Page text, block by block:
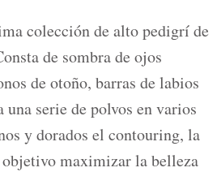
colección de alto pedigrí de
de sombra de ojos
de otoño, barras de labios
una serie de polvos en varios
y dorados el contouring, la
maximizar la belleza